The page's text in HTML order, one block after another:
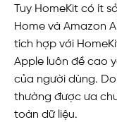
Tuy HomeKit có ít
Home và Amazon
tích hợp với
Apple luôn đề cao
của người dùng.
thường được ưa
toàn dữ liệu.